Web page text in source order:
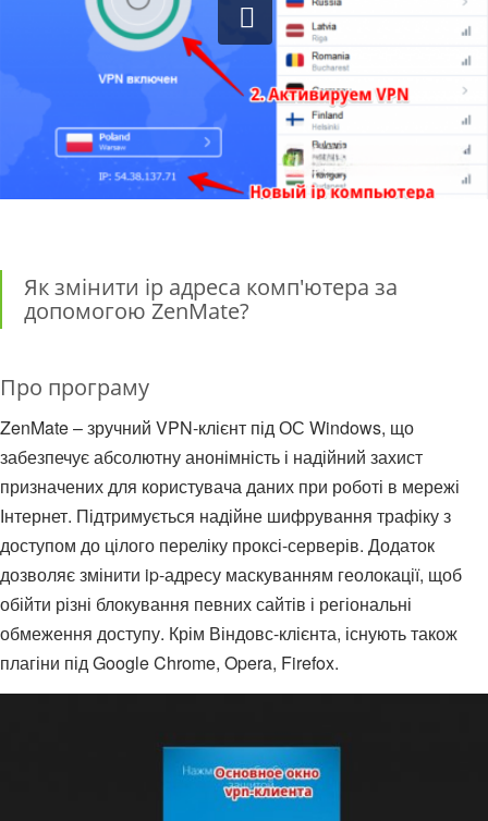
Як змінити ip адреса комп'ютера за
допомогою ZenMate?
Про програму
ZenMate – зручний VPN-клієнт під ОС Windows, що
забезпечує абсолютну анонімність і надійний захист
призначених для користувача даних при роботі в мережі
Інтернет. Підтримується надійне шифрування трафіку з
доступом до цілого переліку проксі-серверів. Додаток
дозволяє змінити ip-адресу маскуванням геолокації, щоб
обійти різні блокування певних сайтів і регіональні
обмеження доступу. Крім Віндовс-клієнта, існують також
плагіни під Google Chrome, Opera, Firefox.